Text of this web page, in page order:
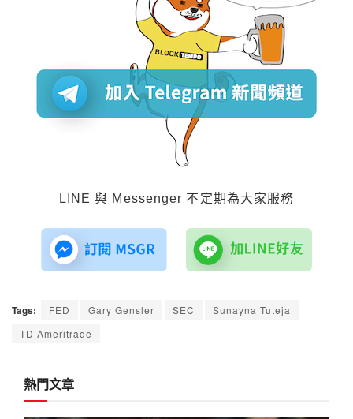
LINE 與 Messenger 不定期為大家服務
Tags: FED Gary Gensler SEC
Sunayna Tuteja
TD Ameritrade
熱門文章